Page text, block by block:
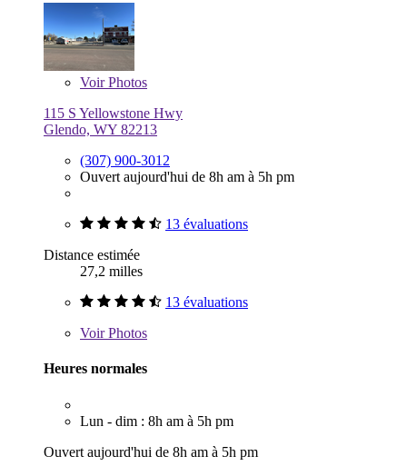
VoirPhotos
115 S Yellowstone Hwy
Glendo, WY 82213
(307) 900-3012
Ouvert aujourd'hui de 8h am à 5h pm
13 évaluations
Distance estimée
27,2 milles
13 évaluations
VoirPhotos
Heures normales
Lun - dim : 8h am à 5h pm
Ouvert aujourd'hui de 8h am à 5h pm